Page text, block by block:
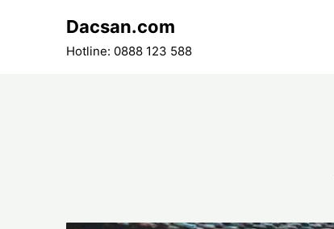
Dacsan.com
Hotline: 0888 123 588